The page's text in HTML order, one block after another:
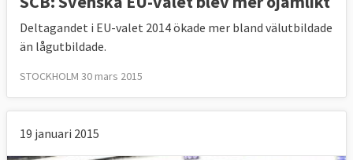
Deltagandet i EU-valet 2014 ökade mer bland välutbildade
än lågutbildade.
STOCKHOLM 30 mars 2015
19 januari 2015